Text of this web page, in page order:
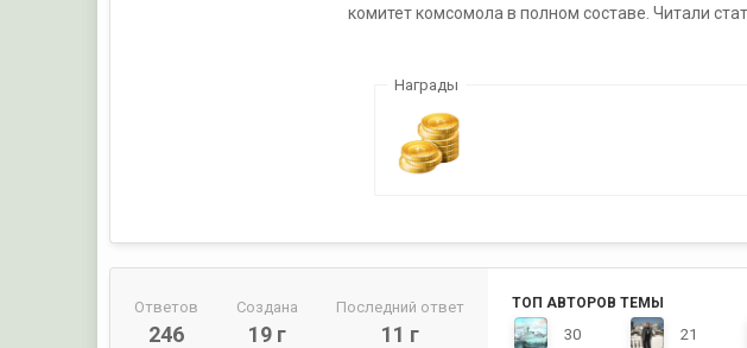
комитет комсомола в полном составе. Читали
Награды
Ответов
246
Создана
19 г
Последний ответ
11 г
ТОП АВТОРОВ ТЕМЫ
30 21